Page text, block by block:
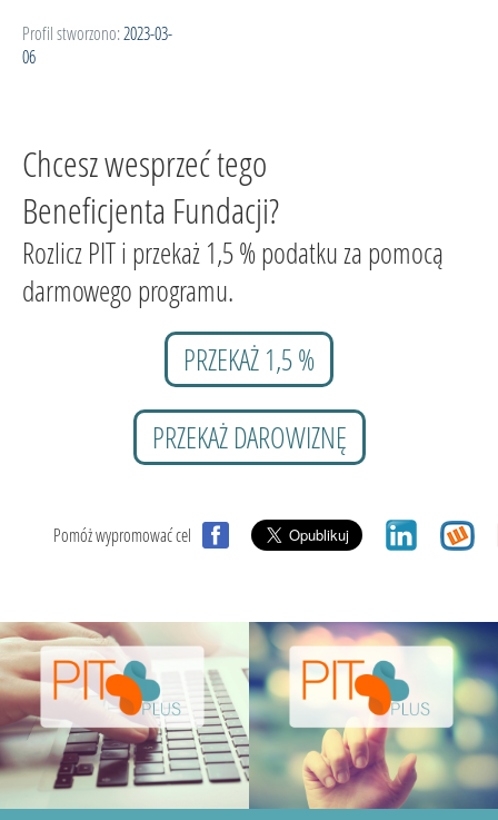
Profil stworzono: 2023-03-
06
Chcesz wesprzeć tego
Beneficjenta Fundacji?
Rozlicz PIT i przekaż 1,5 % podatku za pomocą
darmowego programu.
PRZEKAŻ 1,5 %
PRZEKAŻ DAROWIZNĘ
Pomóż wypromować cel